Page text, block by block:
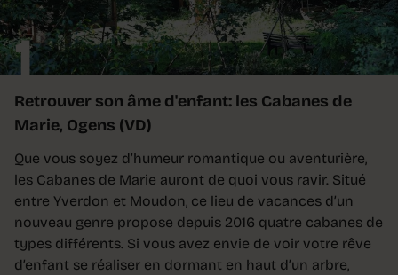
1
Retrouver son âme d'enfant: les Cabanes de
Marie, Ogens (VD)
Que vous soyez d’humeur romantique ou aventurière,
les Cabanes de Marie auront de quoi vous ravir. Situé
entre Yverdon et Moudon, ce lieu de vacances d’un
nouveau genre propose depuis 2016 quatre cabanes de
types différents. Si vous avez envie de voir votre rêve
d’enfant se réaliser en dormant en haut d’un arbre,